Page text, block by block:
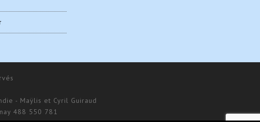
- Maÿlis et Cyril Guiraud
488 550 781